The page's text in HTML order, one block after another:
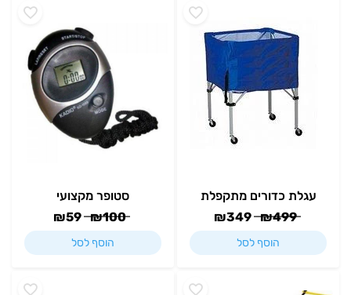
עגלת כדורים מתקפלת
₪499
₪349
הוסף לסל
סטופר מקצועי
₪100
₪59
הוסף לסל